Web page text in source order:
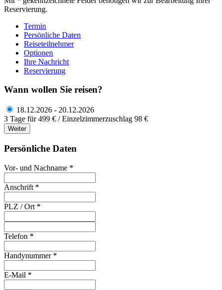
Reservierung.
Termin
Persönliche Daten
Reiseteilnehmer
Optionen
Ihre Nachricht
Reservierung
Wann wollen Sie reisen?
18.12.2026 - 20.12.2026
3 Tage für 499 € / Einzelzimmerzuschlag 98 €
Weiter
Persönliche Daten
Vor- und Nachname *
Anschrift *
PLZ / Ort *
Telefon *
Handynummer *
E-Mail *